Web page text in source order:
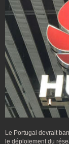
Le Portugal devrait
le déploiement du